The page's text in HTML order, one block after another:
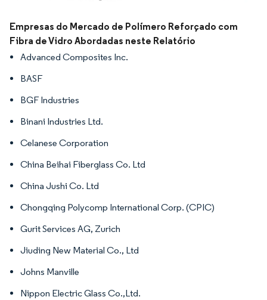
Imagem © Mordor Intelligence. O reuso requer atribuição conforme CC BY 4.0.
Empresas do Mercado de Polímero Reforçado com
Fibra de Vidro Abordadas neste Relatório
Advanced Composites Inc.
BASF
BGF Industries
Binani Industries Ltd.
Celanese Corporation
China Beihai Fiberglass Co. Ltd
China Jushi Co. Ltd
Chongqing Polycomp International Corp. (CPIC)
Gurit Services AG, Zurich
Jiuding New Material Co., Ltd
Johns Manville
Nippon Electric Glass Co.,Ltd.